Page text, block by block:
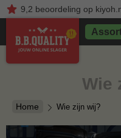
9,2 beoordelingop
Home Wie zijn wij?
Wie